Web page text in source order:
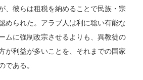
、彼らは租税を納めることで民族・宗
められた。アラブ人は利に聡い有能な
ムに強制改宗させるよりも、異教徒の
が利益が多いことを、それまでの国家
である。